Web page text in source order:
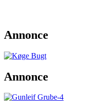
Annonce
Annonce